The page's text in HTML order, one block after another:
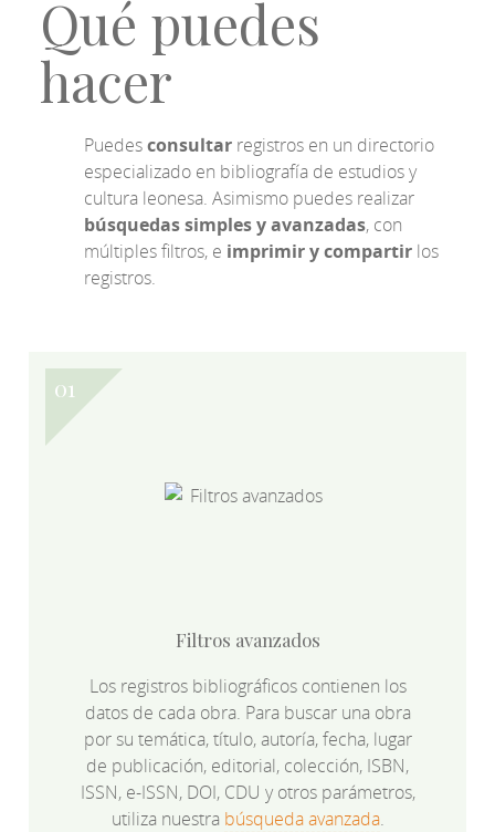
Qué puedes
hacer
Puedesconsultar registros en un directorio
especializado en bibliografía de estudios y
cultura leonesa. Asimismo puedes realizar
búsquedas simples y avanzadas, con
múltiples filtros, e imprimir y compartir los
registros.
Filtros avanzados
Los registros bibliográficos contienen los
datos de cada obra. Para buscar una obra
por su temática, título, autoría, fecha, lugar
de publicación, editorial, colección, ISBN,
ISSN, e-ISSN, DOI, CDU y otros parámetros,
utiliza nuestra búsqueda avanzada.